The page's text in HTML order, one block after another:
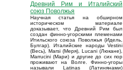
Древний Рим и Италийский
союз Поволжья
Научная статья на обширном
историческом материале
доказывает, что Древний Рим был
создан финно-угорскими племенами
Итильского союза Поволжья (Идель,
Булгар). Италийские народы Vestini
(Весь), Marsi (Меря), Lucani (Люкане),
Marrucini (Мари) и другие до сих пор
проживают на Волге. Финно-угоры
называли Latinas (Латинянами)